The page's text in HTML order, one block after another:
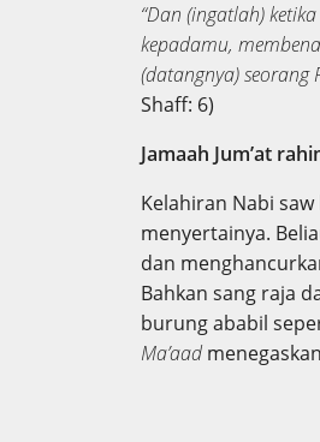
“Dan (ingatlah)
kepadamu,
(datangnya) seorang
Shaff: 6)
Jamaah Jum’at
Kelahiran Nabi
menyertainya.
dan
Bahkan sang raja
burung ababil
Ma’aad